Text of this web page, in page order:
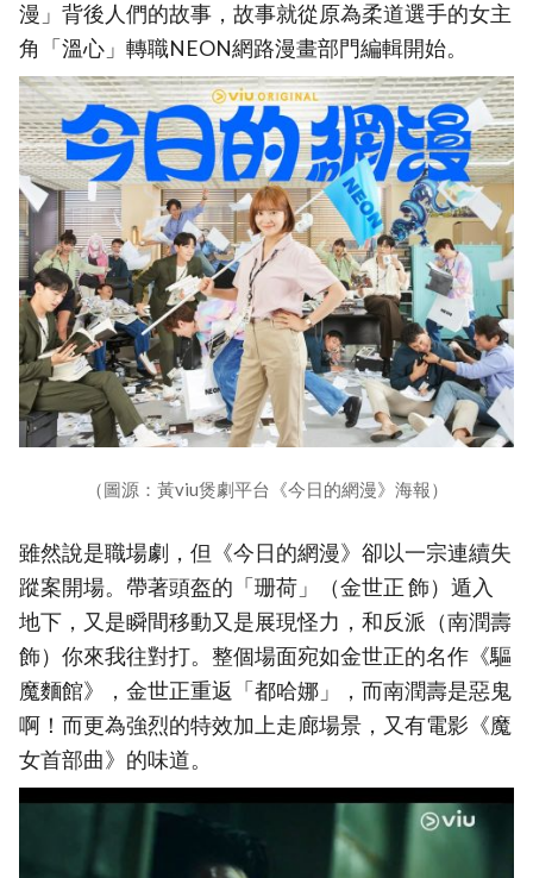
漫」背後人們的故事，故事就從原為柔道選手的女主
角「溫心」轉職NEON網路漫畫部門編輯開始。
（圖源：黃viu煲劇平台《今日的網漫》海報）
雖然說是職場劇，但《今日的網漫》卻以一宗連續失
蹤案開場。帶著頭盔的「珊荷」（金世正 飾）遁入
地下，又是瞬間移動又是展現怪力，和反派（南潤壽
飾）你來我往對打。整個場面宛如金世正的名作《驅
魔麵館》，金世正重返「都哈娜」，而南潤壽是惡鬼
啊！而更為強烈的特效加上走廊場景，又有電影《魔
女首部曲》的味道。